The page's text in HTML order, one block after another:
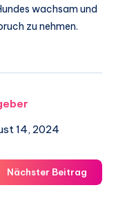
wachsam und
zu nehmen.
14, 2024
Nächster Beitrag